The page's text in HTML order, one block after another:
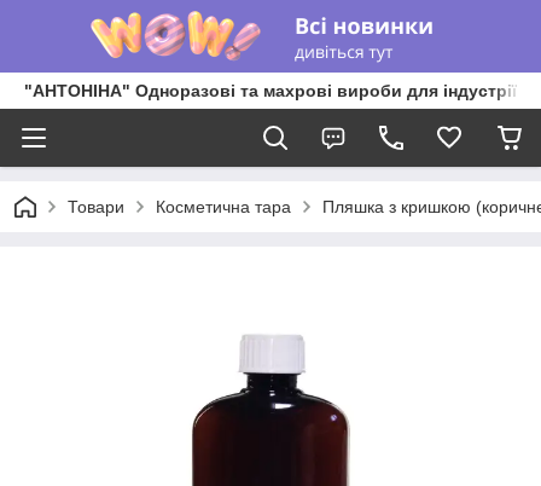
"АНТОНІНА" Одноразові та махрові вироби для індустрії
Товари Косметична тара Пляшка з кришкою